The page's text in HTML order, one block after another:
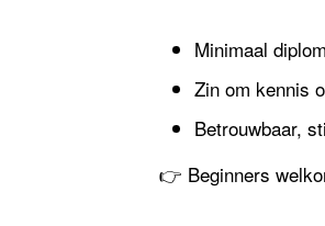
Minimaal
Zin om kennis
Betrouwbaar,
👉 Beginners